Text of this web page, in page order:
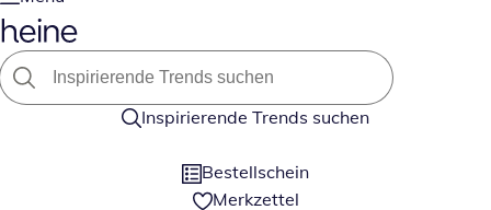
Inspirierende Trends suchen
Bestellschein
Merkzettel